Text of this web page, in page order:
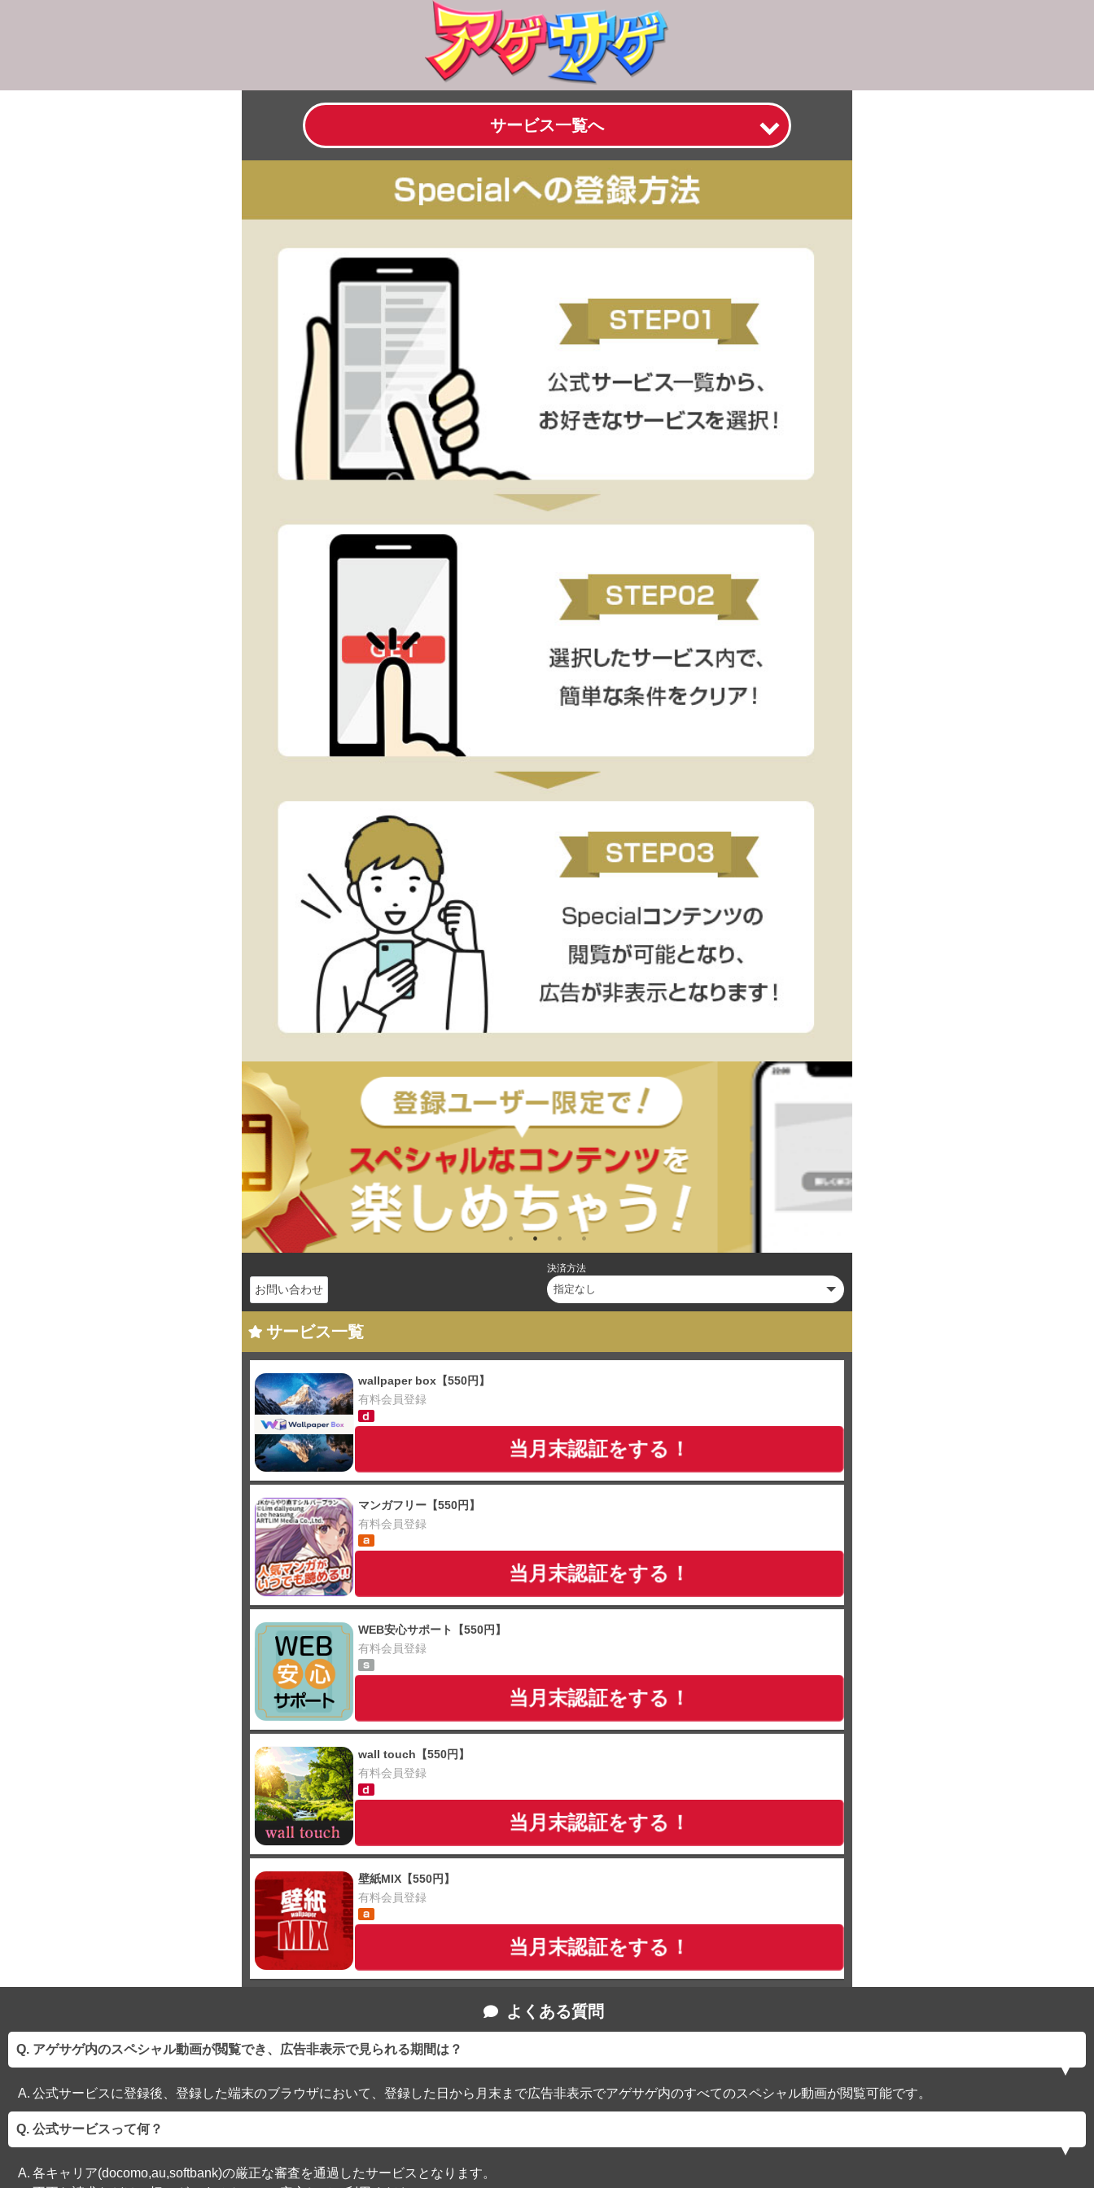
サービス一覧へ
お問い合わせ
決済方法
サービス一覧
wallpaper box【550円】
有料会員登録
当月末認証をする！
マンガフリー【550円】
有料会員登録
当月末認証をする！
WEB安心サポート【550円】
有料会員登録
当月末認証をする！
wall touch【550円】
有料会員登録
当月末認証をする！
壁紙MIX【550円】
有料会員登録
当月末認証をする！
よくある質問
アゲサゲ内のスペシャル動画が閲覧でき、広告非表示で見られる期間は？
公式サービスに登録後、登録した端末のブラウザにおいて、登録した日から月末まで広告非表示でアゲサゲ内のすべてのスペシャル動画が閲覧可能です。
公式サービスって何？
各キャリア(docomo,au,softbank)の厳正な審査を通過したサービスとなります。